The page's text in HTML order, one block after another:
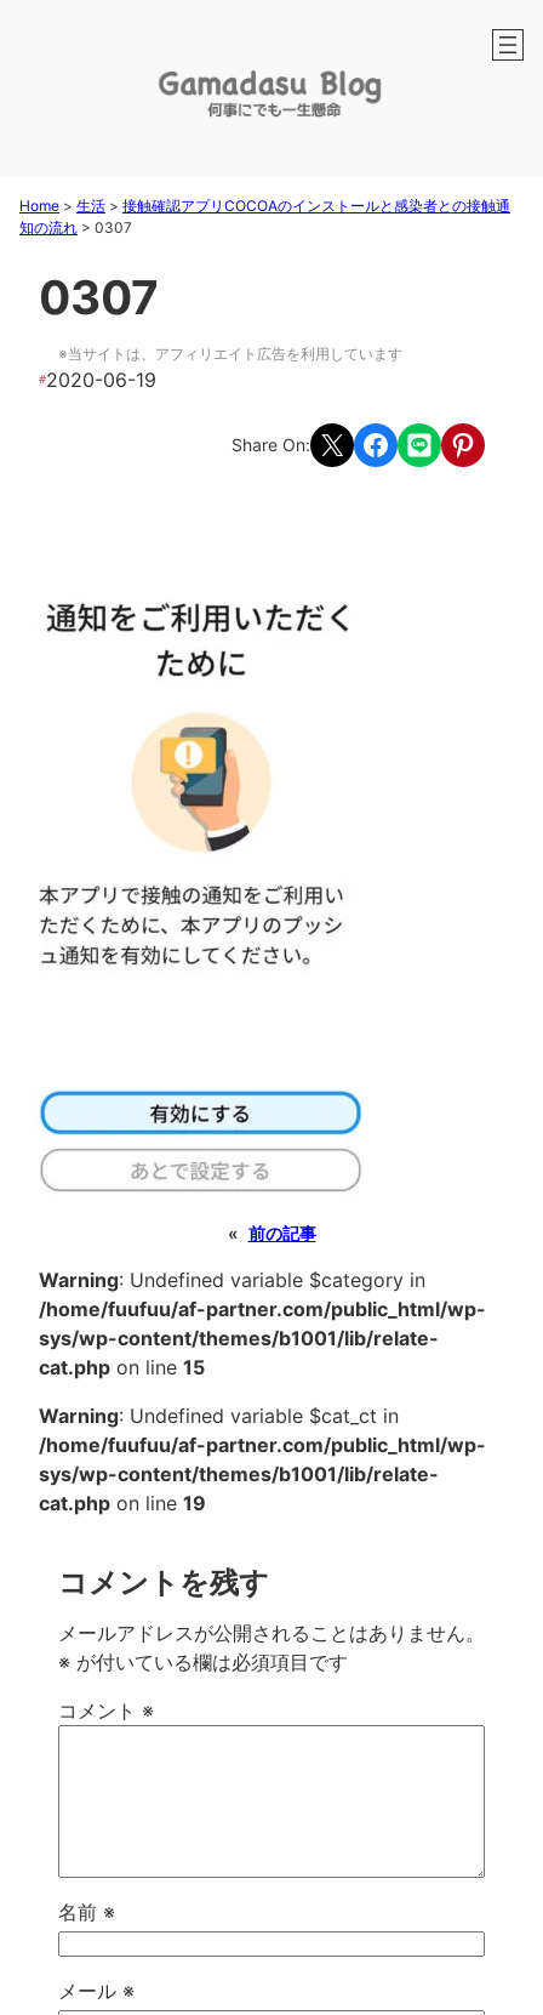
Home > 生活 > 接触確認アプリCOCOAのインストールと感染者との接触通
知の流れ > 0307
0307
※当サイトは、アフィリエイト広告を利用しています
#2020-06-19
Share On: Share on X Share on Facebook
Share on LINEShare on
« 前の記事
Warning: Undefined variable $category in
/home/fuufuu/af-partner.com/public_html/wp-
sys/wp-content/themes/b1001/lib/relate-
cat.php on line 15
Warning: Undefined variable $cat_ct in
/home/fuufuu/af-partner.com/public_html/wp-
sys/wp-content/themes/b1001/lib/relate-
cat.php on line 19
コメントを残す
メールアドレスが公開されることはありません。
※ が付いている欄は必須項目です
コメント ※
名前 ※
メール ※